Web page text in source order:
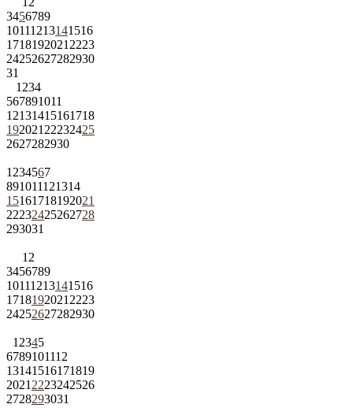
3456789
10111213141516
1718192021 2223
24252627282930
31
1 234
567891011
12131415161718
192021 22232425
2627282930
1 234567
891011121314
15161718192021
22232425262728
293031
1 2
3456789
10111213141516
1718192021 2223
24252627282930
1 2345
6789101112
13141516171819
2021 2223242526
2728293031